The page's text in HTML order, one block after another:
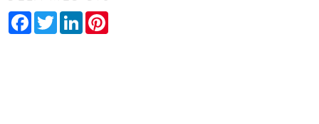
Facebook
TwitterLinkedIn